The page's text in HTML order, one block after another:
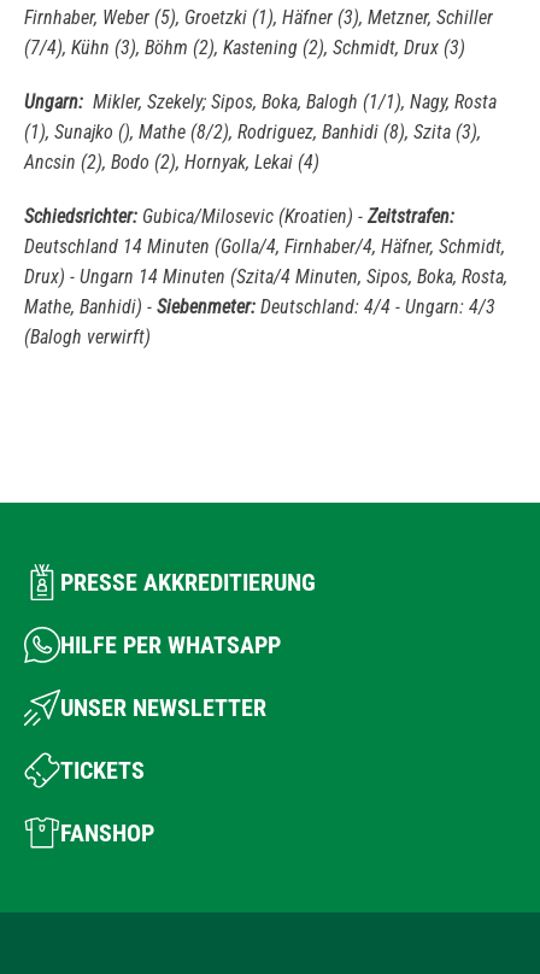
Firnhaber, Weber (5), Groetzki (1), Häfner (3), Metzner, Schiller
(7/4), Kühn (3), Böhm (2), Kastening (2), Schmidt, Drux (3)
Ungarn: Mikler, Szekely; Sipos, Boka, Balogh (1/1), Nagy, Rosta
(1), Sunajko (), Mathe (8/2), Rodriguez, Banhidi (8), Szita (3),
Ancsin (2), Bodo (2), Hornyak, Lekai (4)
Schiedsrichter: Gubica/Milosevic (Kroatien) - Zeitstrafen:
Deutschland 14 Minuten (Golla/4, Firnhaber/4, Häfner, Schmidt,
Drux) - Ungarn 14 Minuten (Szita/4 Minuten, Sipos, Boka, Rosta,
Mathe, Banhidi) - Siebenmeter: Deutschland: 4/4 - Ungarn: 4/3
(Balogh verwirft)
PRESSE AKKREDITIERUNG
HILFE PER WHATSAPP
UNSER NEWSLETTER
TICKETS
FANSHOP